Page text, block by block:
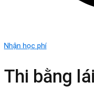
Nhận học phí
Thi bằng